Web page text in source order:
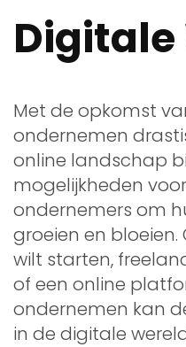
Digitale
Met de opkomst
ondernemen
online landschap
mogelijkheden
ondernemers om
groeien en bloeien.
wilt starten,
of een online
ondernemen kan
in de digitale